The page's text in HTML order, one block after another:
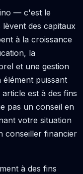
— c'est le
des capitaux
à la croissance
la
et une gestion
élément puissant
est à des fins
pas un conseil en
votre situation
conseiller financier
à des fins